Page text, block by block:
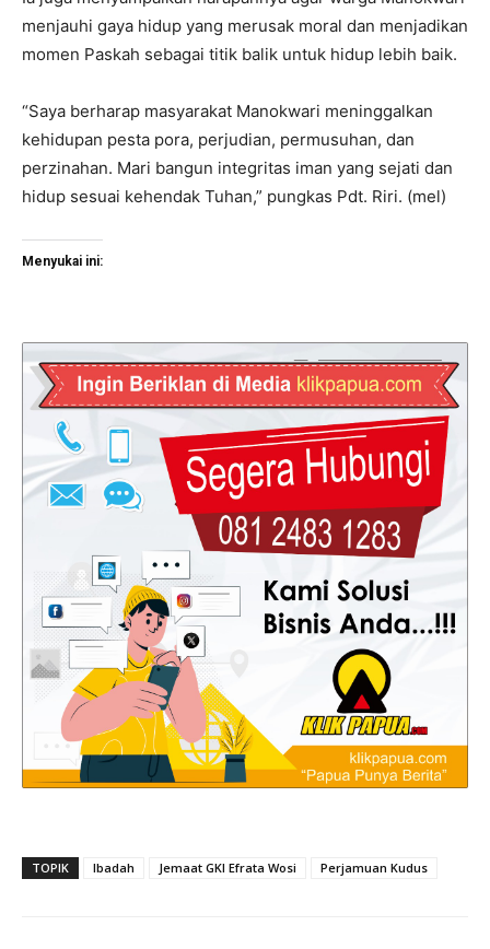
menjauhi gaya hidup yang merusak moral dan menjadikan
momen Paskah sebagai titik balik untuk hidup lebih baik.
“Saya berharap masyarakat Manokwari meninggalkan
kehidupan pesta pora, perjudian, permusuhan, dan
perzinahan. Mari bangun integritas iman yang sejati dan
hidup sesuai kehendak Tuhan,” pungkas Pdt. Riri. (mel)
Menyukai ini:
TOPIK Ibadah Jemaat GKI Efrata Wosi Perjamuan Kudus